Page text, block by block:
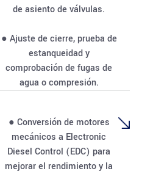
de asiento de válvulas.
● Ajuste de cierre, prueba de
estanqueidad y
comprobación de fugas de
agua o compresión.
● Conversión de motores
mecánicos a Electronic
Diesel Control (EDC) para
mejorar el rendimiento y la